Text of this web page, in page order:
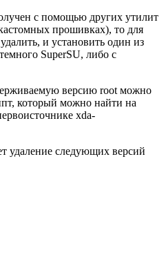
с помощью других утилит
прошивках), то для
и установить один из
SuperSU, либо с
версию root можно
который можно найти на
xda-
удаление следующих версий